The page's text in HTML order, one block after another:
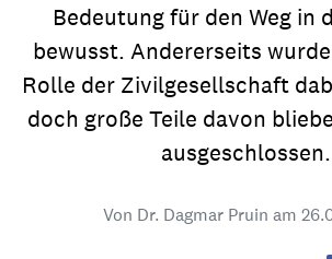
Bedeutung für den Weg in
bewusst. Andererseits
Rolle der Zivilgesellschaft
doch große Teile davon
ausgeschlossen.
Von Dr. Dagmar Pruin am